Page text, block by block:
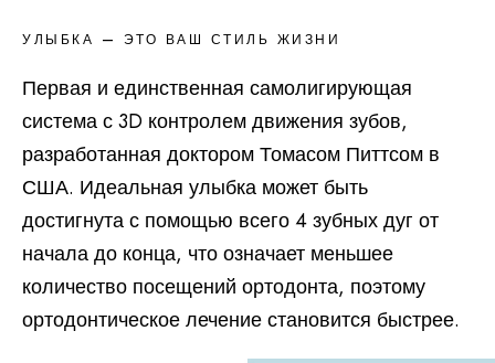
УЛЫБКА — ЭТО ВАШ СТИЛЬ ЖИЗНИ
Первая и единственная самолигирующая
система с 3D контролем движения зубов,
разработанная доктором Томасом Питтсом в
США. Идеальная улыбка может быть
достигнута с помощью всего 4 зубных дуг от
начала до конца, что означает меньшее
количество посещений ортодонта, поэтому
ортодонтическое лечение становится быстрее.